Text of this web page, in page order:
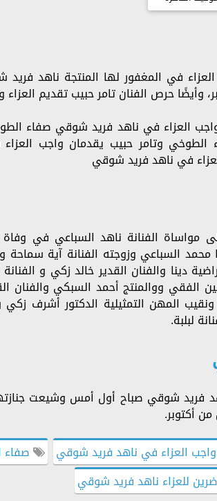
في المغفور لها المنتجة ناهد
وأيضًا حرص الفنان تامر حبيب تقديم العزاء
العزاء في ناهد فريد شوقي صفاء
وتامر حبيب يقدمان واجب
في ناهد فريد شوقي
مواساة الفنانة ناهد السباعي في وفاة
السباعي وزوجته الفنانة آية سماحة
دينا والفنان القدير خالد زكي و الفنانة
الفقي ووالمنتج أحمد السبكي والفنان
المهن التمثيلية الدكتور أشرف زكي
لبلبة.
فريد شوقي صباح أول أمس وشيعت
أكتوبر.
العزاء في ناهد فريد شوقي
للعزاء ناهد فريد شوقي